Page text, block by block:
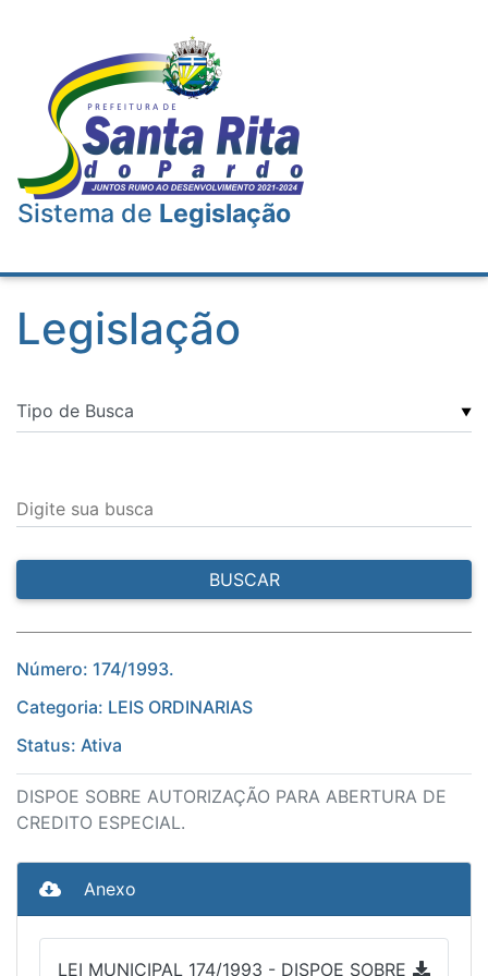
Sistema de Legislação
Legislação
▼
Digite sua busca
BUSCAR
Número: 174/1993.
Categoria: LEIS ORDINARIAS
Status: Ativa
DISPOE SOBRE AUTORIZAÇÃO PARA ABERTURA DE
CREDITO ESPECIAL.
Anexo
LEI MUNICIPAL 174/1993 - DISPOE SOBRE